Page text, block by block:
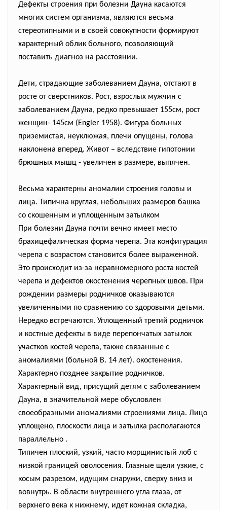
Дефекты строения при болезни Дауна касаются
многих систем организма, являются весьма
стереотипными и в своей совокупности формируют
характерный облик больного, позволяющий
поставить диагноз на расстоянии.
Дети, страдающие заболеванием Дауна, отстают в
росте от сверстников. Рост, взрослых мужчин с
заболеванием Дауна, редко превышает 155см, рост
женщин- 145см (Engler 1958). Фигура больных
приземистая, неуклюжая, плечи опущены, голова
наклонена вперед. Живот – вследствие гипотонии
брюшных мышц - увеличен в размере, выпячен.
Весьма характерны аномалии строения головы и
лица. Типична круглая, небольших размеров башка
со скошенным и уплощенным затылком
При болезни Дауна почти вечно имеет место
брахицефалическая форма черепа. Эта конфигурация
черепа с возрастом становится более выраженной.
Это происходит из-за неравномерного роста костей
черепа и дефектов окостенения черепных швов. При
рождении размеры родничков оказываются
увеличенными по сравнению со здоровыми детьми.
Нередко встречаются. Уплощенный третий родничок
и костные дефекты в виде перепончатых затылок
участков костей черепа, также связанные с
аномалиями (больной В. 14 лет). окостенения.
Характерно позднее закрытие родничков.
Характерный вид, присущий детям с заболеванием
Дауна, в значительной мере обусловлен
своеобразными аномалиями строениями лица. Лицо
уплощено, плоскости лица и затылка располагаются
параллельно .
Типичен плоский, узкий, часто морщинистый лоб с
низкой границей оволосения. Глазные щели узкие, с
косым разрезом, идущим снаружи, сверху вниз и
вовнутрь. В области внутреннего угла глаза, от
верхнего века к нижнему, идет кожная складка,